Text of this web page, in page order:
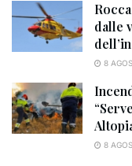
dalle
8
8